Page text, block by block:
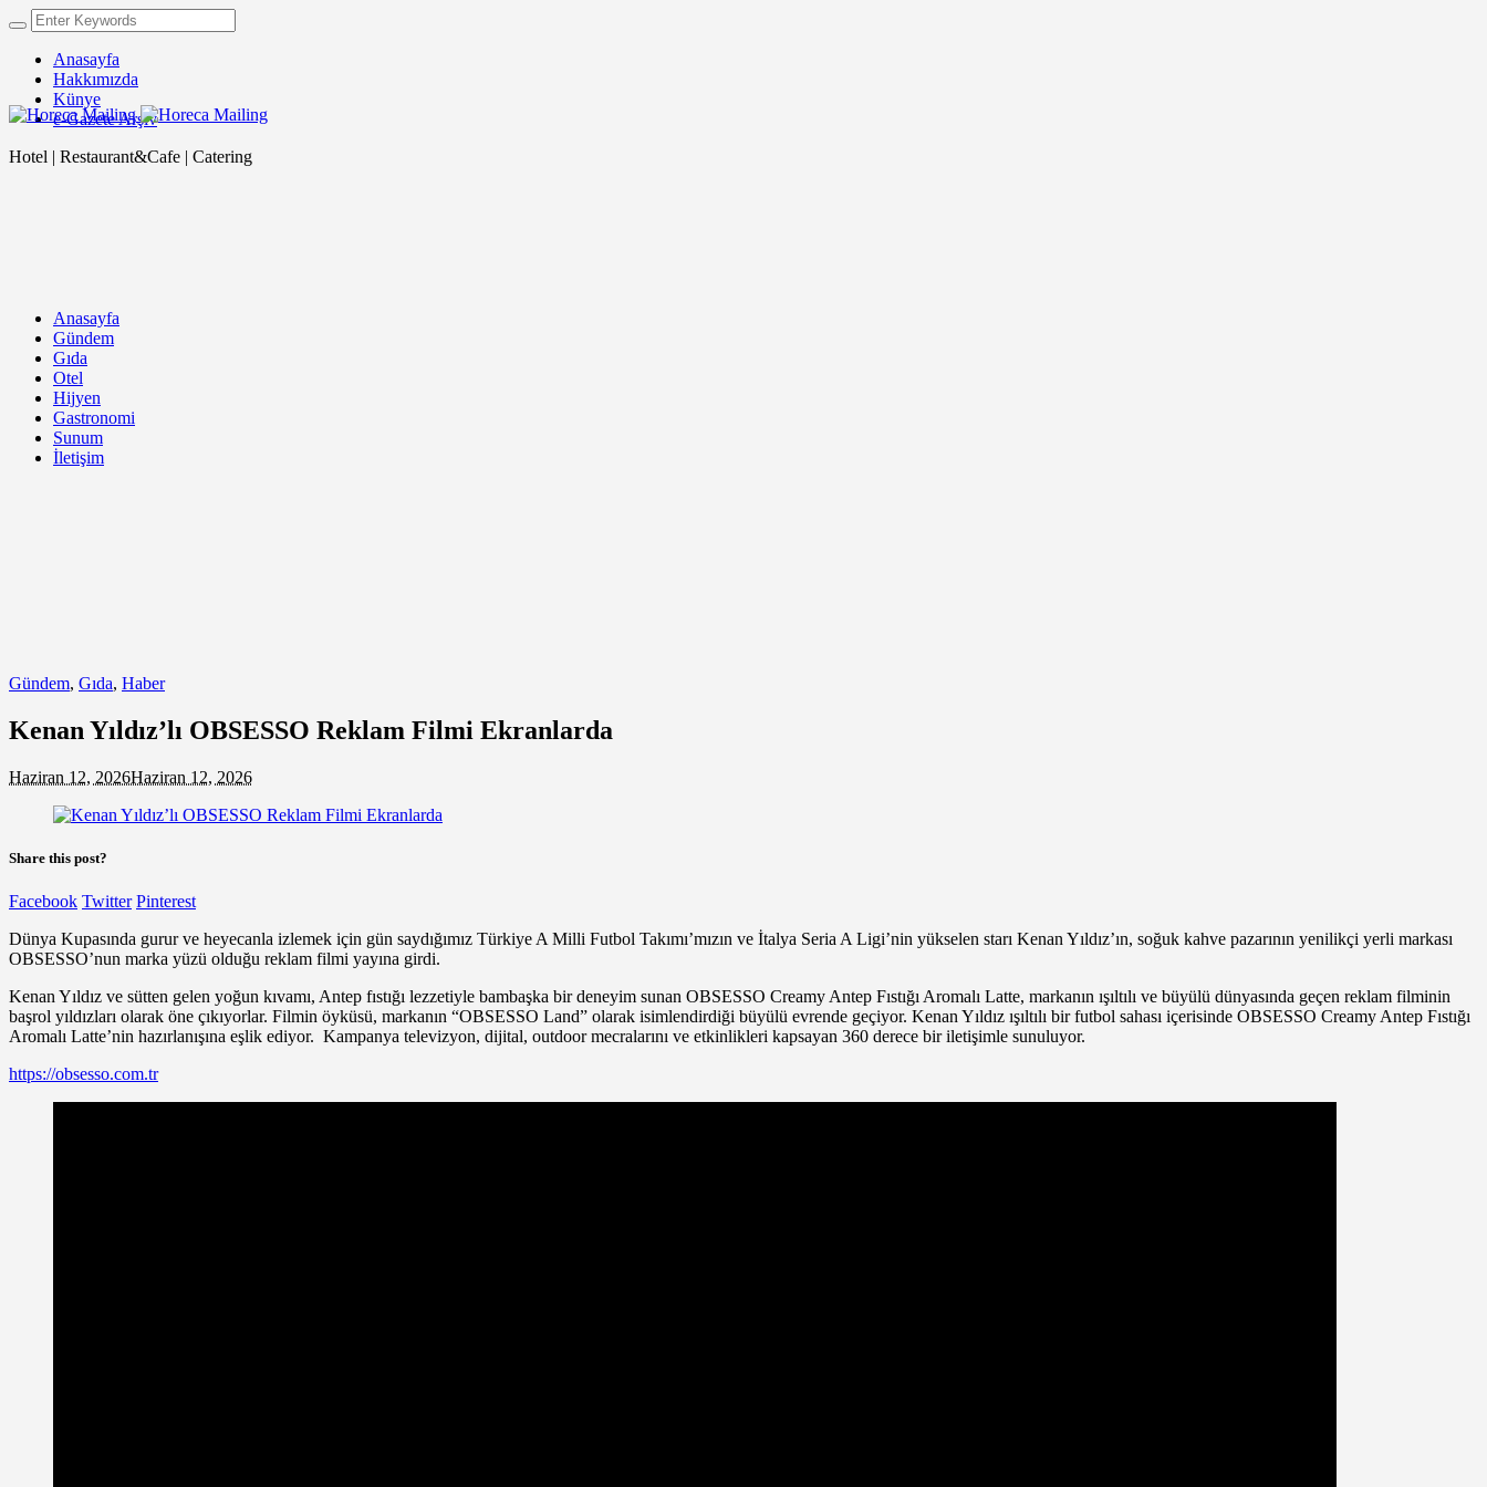
Anasayfa
Hakkımızda
Künye
e-Gazete Arşiv
Hotel | Restaurant&Cafe | Catering
Anasayfa
Gündem
Gıda
Otel
Hijyen
Gastronomi
Sunum
İletişim
Gündem, Gıda, Haber
Kenan Yıldız’lı OBSESSO Reklam Filmi Ekranlarda
Haziran 12, 2026Haziran 12, 2026
Share this post?
Facebook Twitter Pinterest
Dünya Kupasında gurur ve heyecanla izlemek için gün saydığımız Türkiye A Milli Futbol Takımı’mızın ve İtalya Seria A Ligi’nin yükselen starı Kenan Yıldız’ın, soğuk kahve pazarının yenilikçi yerli markası
OBSESSO’nun marka yüzü olduğu reklam filmi yayına girdi.
Kenan Yıldız ve sütten gelen yoğun kıvamı, Antep fıstığı lezzetiyle bambaşka bir deneyim sunan OBSESSO Creamy Antep Fıstığı Aromalı Latte, markanın ışıltılı ve büyülü dünyasında geçen reklam filminin
başrol yıldızları olarak öne çıkıyorlar. Filmin öyküsü, markanın “OBSESSO Land” olarak isimlendirdiği büyülü evrende geçiyor. Kenan Yıldız ışıltılı bir futbol sahası içerisinde OBSESSO Creamy Antep Fıstığı
Aromalı Latte’nin hazırlanışına eşlik ediyor. Kampanya televizyon, dijital, outdoor mecralarını ve etkinlikleri kapsayan 360 derece bir iletişimle sunuluyor.
https://obsesso.com.tr